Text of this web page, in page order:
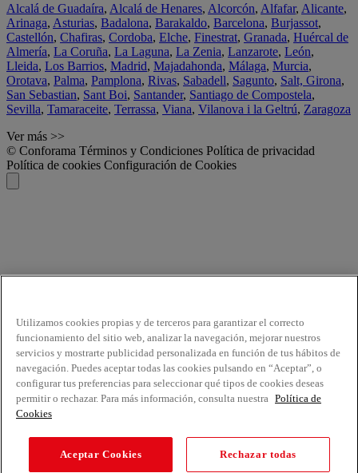
Alcalá de Guadaíra, Alcalá de Henares, Alcorcón, Alfafar, Alicante,
Arinaga, Asturias, Badalona, Barakaldo, Barcelona, Burjassot,
Castellón, Chafiras, Cordoba, Elche, Finestrat, Granada, Huércal de
Almería, La Coruña, La Laguna, La Zenia, Lanzarote, León,
Lleida, Los Barrios, Madrid, Majadahonda, Málaga, Murcia,
Orotava, Palma, Pamplona, Rivas, Sabadell, Sagunto, Salt, Girona,
San Sebastian, Sant Boi, Santander, Santiago de Compostela,
Sevilla, Tamaraceite, Terrassa, Viana, Vilanova i la Geltrú, Zaragoza
Ver más >>
© Conforama Términos y Condiciones Política de privacidad
Política de cookies Configuración de Cookies
Utilizamos cookies propias y de terceros para garantizar el correcto
funcionamiento del sitio web, analizar la navegación, mejorar nuestros
servicios y mostrarte publicidad personalizada en función de tus hábitos de
navegación. Puedes aceptar todas las cookies pulsando en “Aceptar”, o
configurar tus preferencias para seleccionar qué tipos de cookies deseas
permitir o rechazar. Para más información, consulta nuestra Política de
Cookies
Aceptar Cookies Rechazar todas